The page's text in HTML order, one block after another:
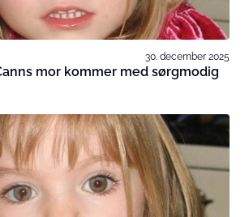
30. december 2025
mor kommer med sørgmodig